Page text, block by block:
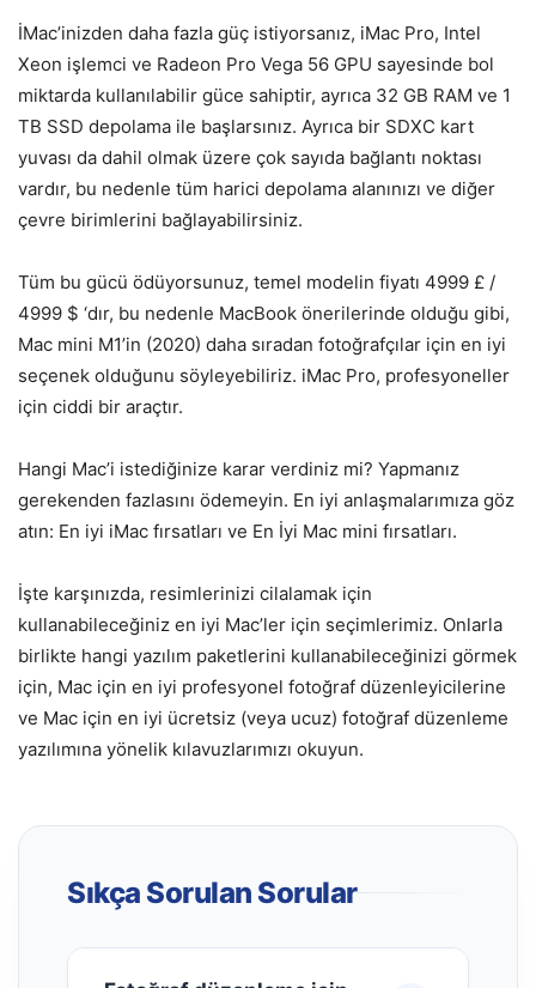
İMac’inizden daha fazla güç istiyorsanız, iMac Pro, Intel
Xeon işlemci ve Radeon Pro Vega 56 GPU sayesinde bol
miktarda kullanılabilir güce sahiptir, ayrıca 32 GB RAM ve 1
TB SSD depolama ile başlarsınız. Ayrıca bir SDXC kart
yuvası da dahil olmak üzere çok sayıda bağlantı noktası
vardır, bu nedenle tüm harici depolama alanınızı ve diğer
çevre birimlerini bağlayabilirsiniz.
Tüm bu gücü ödüyorsunuz, temel modelin fiyatı 4999 £ /
4999 $ ‘dır, bu nedenle MacBook önerilerinde olduğu gibi,
Mac mini M1’in (2020) daha sıradan fotoğrafçılar için en iyi
seçenek olduğunu söyleyebiliriz. iMac Pro, profesyoneller
için ciddi bir araçtır.
Hangi Mac’i istediğinize karar verdiniz mi? Yapmanız
gerekenden fazlasını ödemeyin. En iyi anlaşmalarımıza göz
atın: En iyi iMac fırsatları ve En İyi Mac mini fırsatları.
İşte karşınızda, resimlerinizi cilalamak için
kullanabileceğiniz en iyi Mac’ler için seçimlerimiz. Onlarla
birlikte hangi yazılım paketlerini kullanabileceğinizi görmek
için, Mac için en iyi profesyonel fotoğraf düzenleyicilerine
ve Mac için en iyi ücretsiz (veya ucuz) fotoğraf düzenleme
yazılımına yönelik kılavuzlarımızı okuyun.
Sıkça Sorulan Sorular